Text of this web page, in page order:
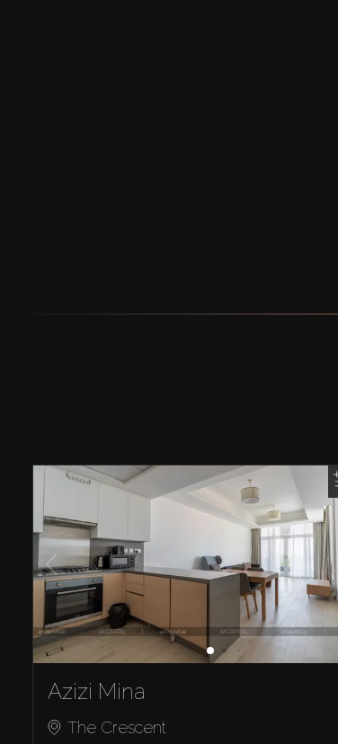
Azizi Mina
The Crescent